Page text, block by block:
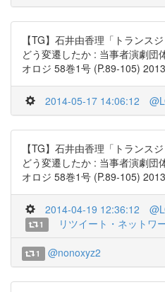
【TG】石井由香理「トランス
どう変遷したか : 当事者演劇団
オロジ 58巻1号 (P.89-105)
2014-05-17 14:06:12
【TG】石井由香理「トランス
どう変遷したか : 当事者演劇団
オロジ 58巻1号 (P.89-105)
2014-04-19 12:36:12
1 リツイート・ネットワ
1 @nonoxyz2